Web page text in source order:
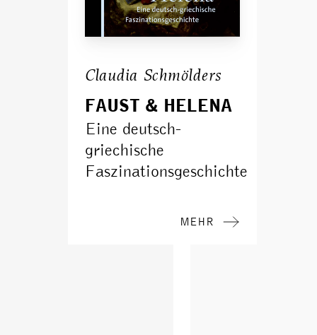
Claudia Schmölders
FAUST & HELENA
Eine deutsch-
griechische
Faszinationsgeschichte
MEHR